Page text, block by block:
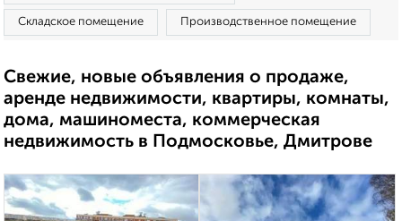
Складское помещение Производственное помещение
Свежие, новые объявления о продаже,
аренде недвижимости, квартиры, комнаты,
дома, машиноместа, коммерческая
недвижимость в Подмосковье, Дмитрове